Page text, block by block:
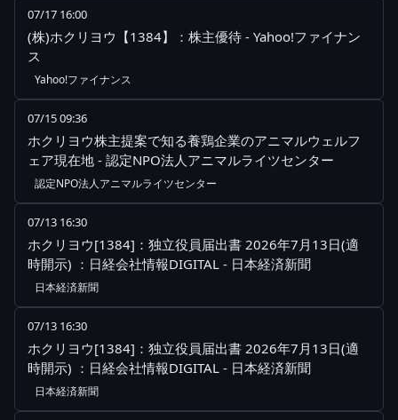
07/17 16:00
(株)ホクリヨウ【1384】：株主優待 - Yahoo!ファイナン
ス
Yahoo!ファイナンス
07/15 09:36
ホクリヨウ株主提案で知る養鶏企業のアニマルウェルフ
ェア現在地 - 認定NPO法人アニマルライツセンター
認定NPO法人アニマルライツセンター
07/13 16:30
ホクリヨウ[1384]：独立役員届出書 2026年7月13日(適
時開示) ：日経会社情報DIGITAL - 日本経済新聞
日本経済新聞
07/13 16:30
ホクリヨウ[1384]：独立役員届出書 2026年7月13日(適
時開示) ：日経会社情報DIGITAL - 日本経済新聞
日本経済新聞